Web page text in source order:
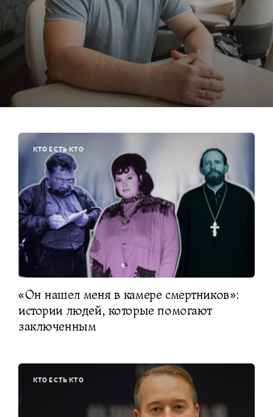
КТО ЕСТЬ КТО
«Он нашел меня в камере смертников»:
истории людей, которые помогают
заключенным
КТО ЕСТЬ КТО